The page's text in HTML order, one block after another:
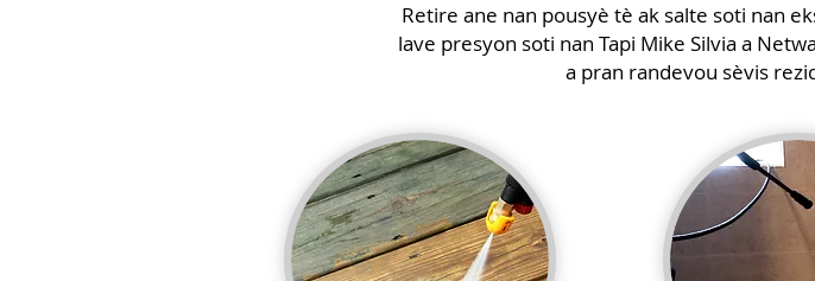
Retire ane nan pousyè tè ak salte soti nan
lave presyon soti nan Tapi Mike Silvia a
a pran randevou sèvis